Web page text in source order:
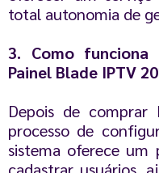
total autonomia de
3. Como
Painel Blade IPTV
Depois de comprar
processo de
sistema oferece